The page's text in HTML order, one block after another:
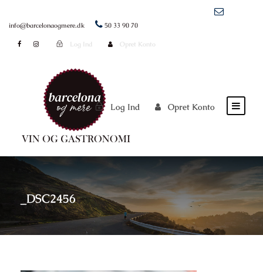
info@barcelonaogmere.dk 50 33 90 70
Log Ind Opret Konto
Log Ind Opret Konto
_DSC2456